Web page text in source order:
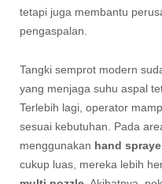
tetapi juga membantu
pengaspalan.
Tangki semprot modern
yang menjaga suhu aspal
Terlebih lagi, operator
sesuai kebutuhan. Pada
menggunakan hand
cukup luas, mereka lebih